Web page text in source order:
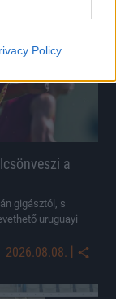
Policy
a
gigásztól, s
uruguayi
2026.08.08. |